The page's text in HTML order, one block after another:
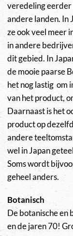
veredeling
andere landen. In
ze ook veel meer
in andere
dit gebied. In
de mooie paarse
het nog lastig om
van het product,
Daarnaast is het
product op
andere
wel in Japan
Soms wordt
geheel anders.
Botanisch
De botanische en
en de jaren 70!